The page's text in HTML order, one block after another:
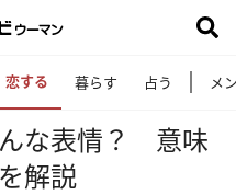
恋する 暮らす 占う メ
んな表情？ 意味
解説